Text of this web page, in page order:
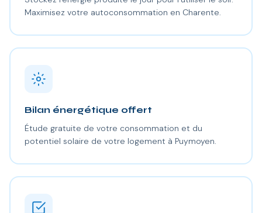
Maximisez votre autoconsommation en Charente.
Bilan énergétique offert
Étude gratuite de votre consommation et du
potentiel solaire de votre logement à Puymoyen.